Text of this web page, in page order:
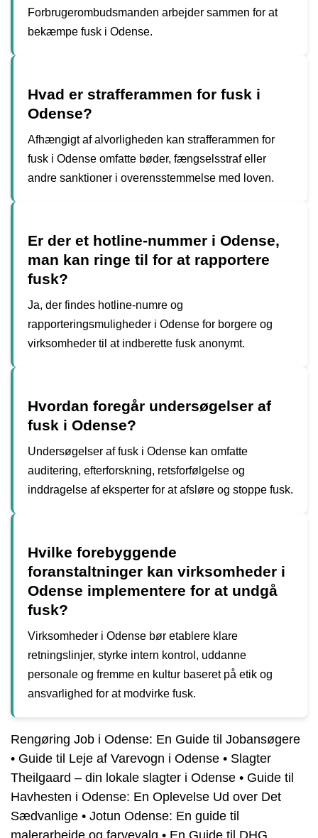
Forbrugerombudsmanden arbejder sammen for at
bekæmpe fusk i Odense.
Hvad er strafferammen for fusk i
Odense?
Afhængigt af alvorligheden kan strafferammen for
fusk i Odense omfatte bøder, fængselsstraf eller
andre sanktioner i overensstemmelse med loven.
Er der et hotline-nummer i Odense,
man kan ringe til for at rapportere
fusk?
Ja, der findes hotline-numre og
rapporteringsmuligheder i Odense for borgere og
virksomheder til at indberette fusk anonymt.
Hvordan foregår undersøgelser af
fusk i Odense?
Undersøgelser af fusk i Odense kan omfatte
auditering, efterforskning, retsforfølgelse og
inddragelse af eksperter for at afsløre og stoppe fusk.
Hvilke forebyggende
foranstaltninger kan virksomheder i
Odense implementere for at undgå
fusk?
Virksomheder i Odense bør etablere klare
retningslinjer, styrke intern kontrol, uddanne
personale og fremme en kultur baseret på etik og
ansvarlighed for at modvirke fusk.
Rengøring Job i Odense: En Guide til Jobansøgere
• Guide til Leje af Varevogn i Odense • Slagter
Theilgaard – din lokale slagter i Odense • Guide til
Havhesten i Odense: En Oplevelse Ud over Det
Sædvanlige • Jotun Odense: En guide til
malerarbejde og farvevalg • En Guide til DHG